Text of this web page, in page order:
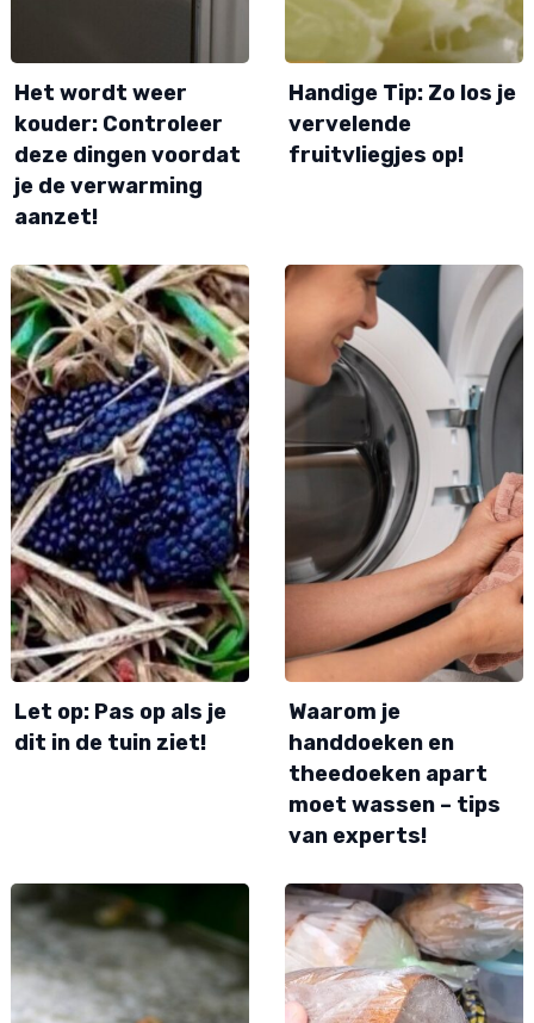
Het wordt weer
kouder: Controleer
deze dingen voordat
je de verwarming
aanzet!
Handige Tip: Zo los je
vervelende
fruitvliegjes op!
Let op: Pas op als je
dit in de tuin ziet!
Waarom je
handdoeken en
theedoeken apart
moet wassen – tips
van experts!